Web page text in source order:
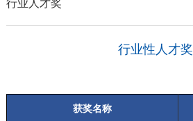
行业人才奖
行业性人才奖
获奖名称